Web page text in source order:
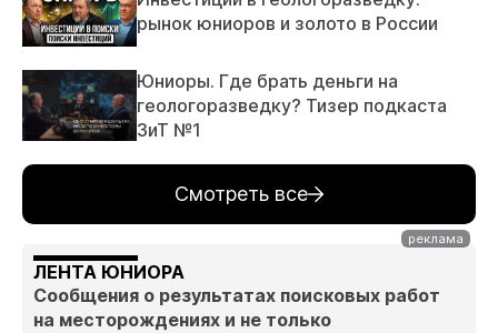
рынок юниоров и золото в России
Юниоры. Где брать деньги на
геологоразведку? Тизер подкаста
ЗиТ №1
Смотреть все
ЛЕНТА ЮНИОРА
Сообщения о результатах поисковых работ
на месторождениях и не только